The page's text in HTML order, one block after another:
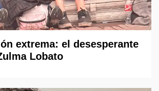
extrema: el desesperante
Lobato